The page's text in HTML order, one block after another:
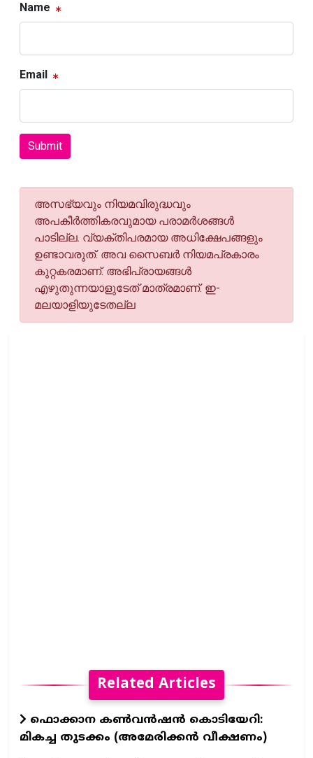
Name
Email
Submit
അസഭ്യവും നിയമവിരുദ്ധവും
അപകീര്‍ത്തികരവുമായ പരാമര്‍ശങ്ങള്‍
പാടില്ല. വ്യക്തിപരമായ അധിക്ഷേപങ്ങളും
ഉണ്ടാവരുത്. അവ സൈബര്‍ നിയമപ്രകാരം
കുറ്റകരമാണ്. അഭിപ്രായങ്ങള്‍
എഴുതുന്നയാളുടേത് മാത്രമാണ്. ഇ-
മലയാളിയുടേതല്ല
Related Articles
ഫൊക്കാന കൺവൻഷൻ കൊടിയേറി:
മികച്ച തുടക്കം (അമേരിക്കൻ വീക്ഷണം)